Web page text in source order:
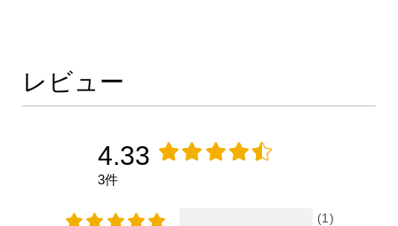
レビュー
4.33
3件
(1)